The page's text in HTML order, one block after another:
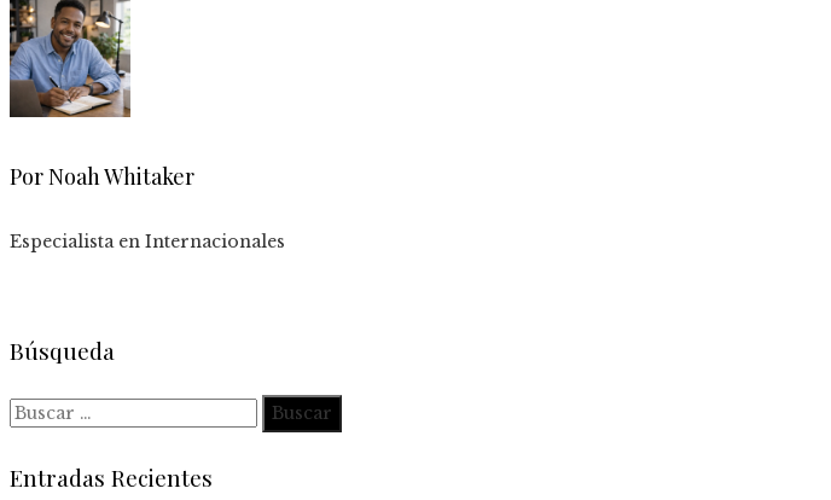
Por Noah Whitaker
Especialista en Internacionales
Búsqueda
Buscar:
Entradas Recientes